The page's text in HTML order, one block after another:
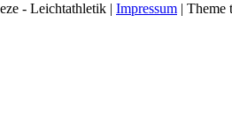
- Leichtathletik | Impressum | Theme